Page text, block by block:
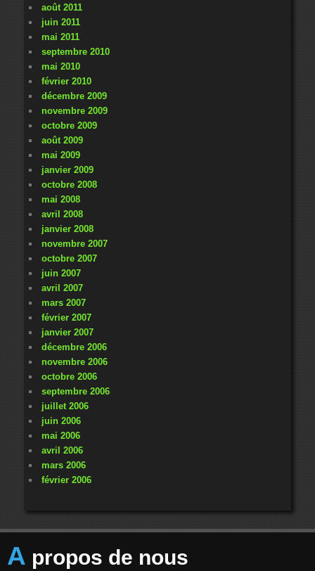
août 2011
juin 2011
mai 2011
septembre 2010
mai 2010
février 2010
décembre 2009
novembre 2009
octobre 2009
août 2009
mai 2009
janvier 2009
octobre 2008
mai 2008
avril 2008
janvier 2008
novembre 2007
octobre 2007
juin 2007
avril 2007
mars 2007
février 2007
janvier 2007
décembre 2006
novembre 2006
octobre 2006
septembre 2006
juillet 2006
juin 2006
mai 2006
avril 2006
mars 2006
février 2006
A propos de nous